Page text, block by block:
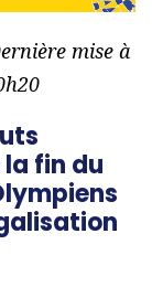
mise à
fin du